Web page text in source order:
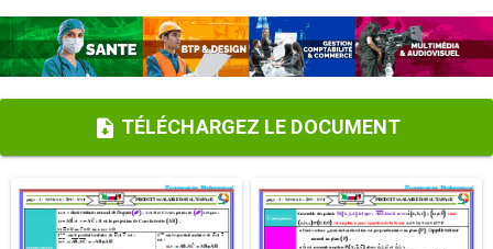
TÉLÉCHARGEZ LE DOCUMENT